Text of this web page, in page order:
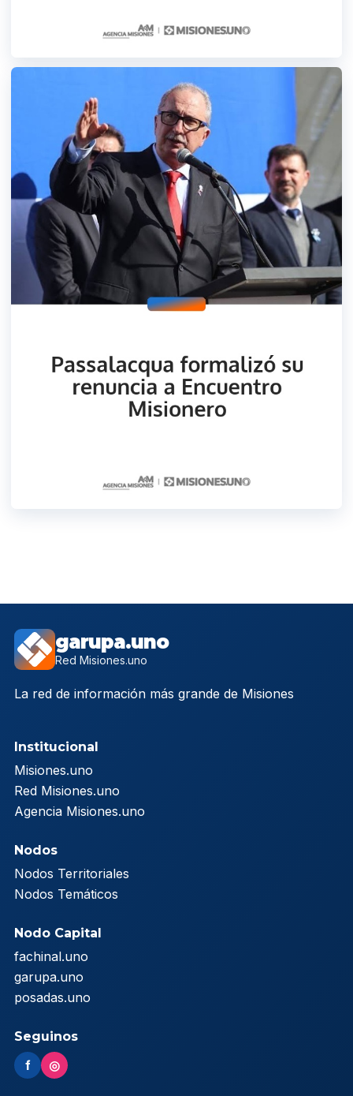
garupa.uno
Red Misiones.uno
La red de información más grande de Misiones
Institucional
Misiones.uno
Red Misiones.uno
Agencia Misiones.uno
Nodos
Nodos Territoriales
Nodos Temáticos
Nodo Capital
fachinal.uno
garupa.uno
posadas.uno
Seguinos
f ◎